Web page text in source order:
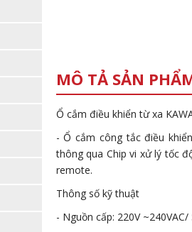
MÔ TẢ SẢN
Ổ cắm điều khiển từ xa
- Ổ cắm công tắc điều
thông qua Chip vi xử lý tốc
remote.
Thông số kỹ thuật
- Nguồn cấp: 220V ~240VAC/